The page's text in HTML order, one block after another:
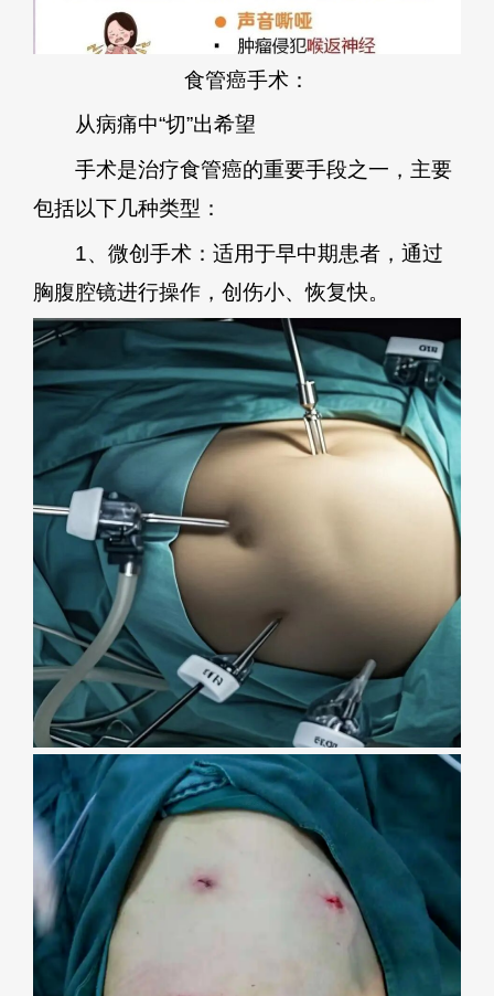
食管癌手术：
从病痛中“切”出希望
手术是治疗食管癌的重要手段之一，主要
包括以下几种类型：
1、微创手术：适用于早中期患者，通过
胸腹腔镜进行操作，创伤小、恢复快。